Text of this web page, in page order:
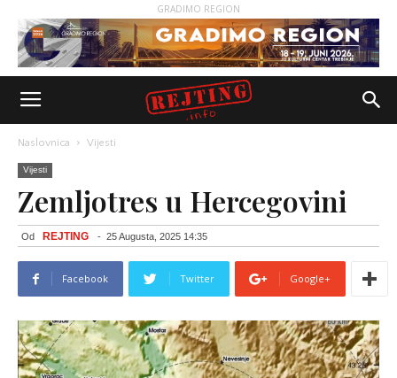
GRADIMO REGION
Naslovnica Vijesti
Vijesti
Zemljotres u Hercegovini
Od REJTING - 25 Augusta, 2025 14:35
Facebook Twitter Google+